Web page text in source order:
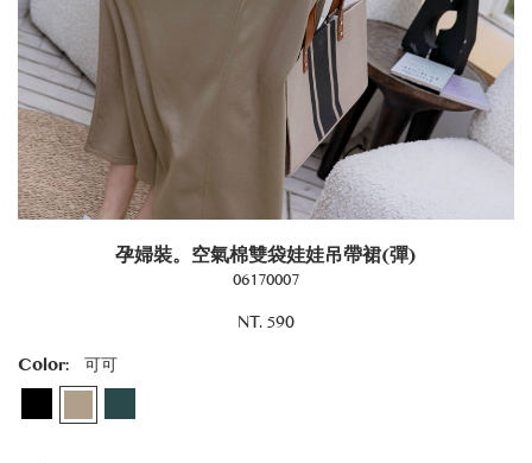
孕婦裝。空氣棉雙袋娃娃吊帶裙(彈)
06170007
NT. 590
Color:
可可